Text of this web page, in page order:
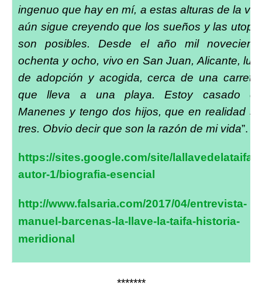
ingenuo que hay en mí, a estas alturas de la
aún sigue creyendo que los sueños y las
son posibles. Desde el año mil
ochenta y ocho, vivo en San Juan, Alicante,
de adopción y acogida, cerca de una
que lleva a una playa. Estoy casado
Manenes y tengo dos hijos, que en realidad
tres. Obvio decir que son la razón de mi vida”.
https://sites.google.com/site/lallavedelataifa/
autor-1/biografia-esencial
http://www.falsaria.com/2017/04/entrevista-
manuel-barcenas-la-llave-la-taifa-historia-
meridional
*******